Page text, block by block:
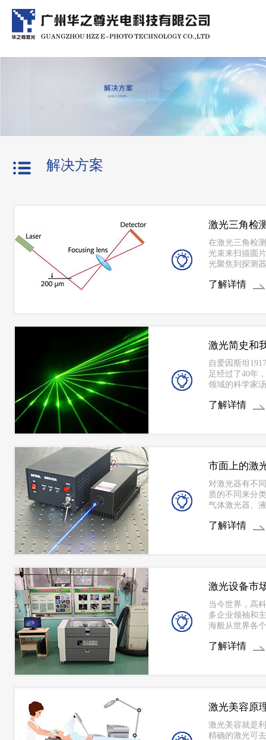
解决方案
激光三角检
在激光三角检
光束来扫描圆
光聚焦到探测
度和可检测性
了解详情
激光简史和
自爱因斯坦
足经过了40年
领域的科学家
了著名论文《
辟了崭新的激
了解详情
市面上的激
对激光器有不
质的不同来分
气体激光器、
续激光器和脉
了解详情
激光设备市
当今世界，高
多企业领袖和
海般从世界各
去了以往那种
了解详情
激光美容原
激光美容就是
精确的激光可